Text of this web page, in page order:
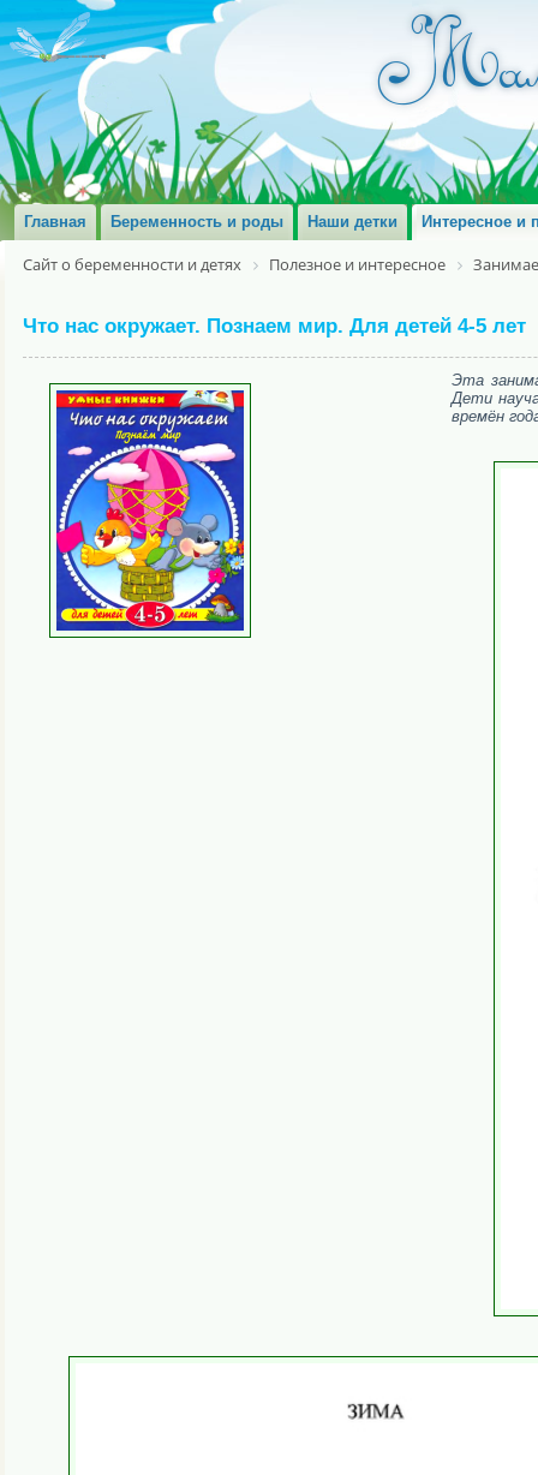
Главная Беременность и роды Наши детки Интересное и
Сайт о беременности и детях Полезное и интересное
Что нас окружает. Познаем мир. Для детей 4-5 лет
Эта
Дети
времён